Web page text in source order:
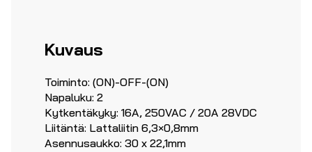
Kuvaus
Toiminto: (ON)-OFF-(ON)
Napaluku: 2
Kytkentäkyky: 16A, 250VAC / 20A 28VDC
Liitäntä: Lattaliitin 6,3×0,8mm
Asennusaukko: 30 x 22,1mm